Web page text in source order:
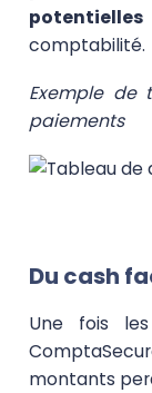
potentielles
comptabilité.
Exemple de
paiements
Du cash
Une fois
montants